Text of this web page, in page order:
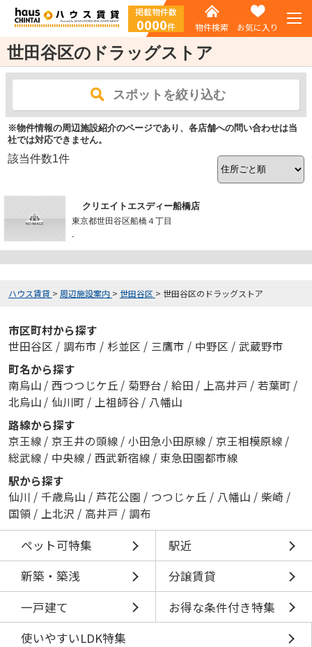
掲載物件数
0000件 物件検索 お気に入り
世田谷区のドラッグストア
スポットを絞り込む
※物件情報の周辺施設紹介のページであり、各店舗への問い合わせは当
社では対応できません。
該当件数1件
クリエイトエスディー船橋店
東京都世田谷区船橋４丁目
-
ハウス賃貸 > 周辺施設案内 > 世田谷区 > 世田谷区のドラッグストア
市区町村から探す
世田谷区 / 調布市 / 杉並区 / 三鷹市 / 中野区 / 武蔵野市
町名から探す
南烏山 / 西つつじケ丘 / 菊野台 / 給田 / 上高井戸 / 若葉町 /
北烏山 / 仙川町 / 上祖師谷 / 八幡山
路線から探す
京王線 / 京王井の頭線 / 小田急小田原線 / 京王相模原線 /
総武線 / 中央線 / 西武新宿線 / 東急田園都市線
駅から探す
仙川 / 千歳烏山 / 芦花公園 / つつじヶ丘 / 八幡山 / 柴崎 /
国領 / 上北沢 / 高井戸 / 調布
ペット可特集
駅近
新築・築浅
分譲賃貸
一戸建て
お得な条件付き特集
使いやすいLDK特集